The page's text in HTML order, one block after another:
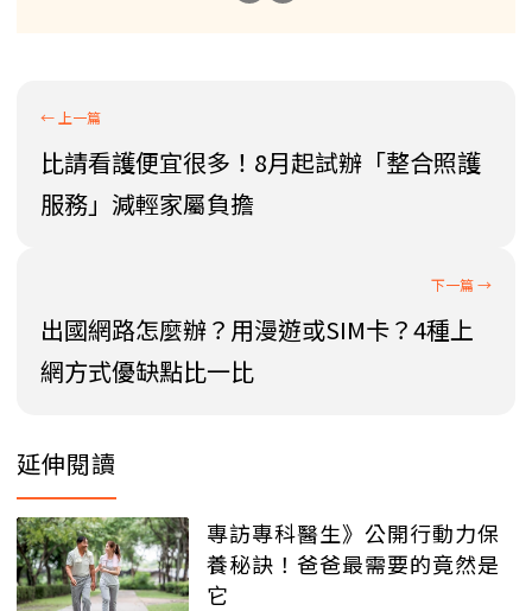
比請看護便宜很多！8月起試辦「整合照護
服務」減輕家屬負擔
出國網路怎麼辦？用漫遊或SIM卡？4種上
網方式優缺點比一比
延伸閱讀
專訪專科醫生》公開行動力保
養秘訣！爸爸最需要的竟然是
它